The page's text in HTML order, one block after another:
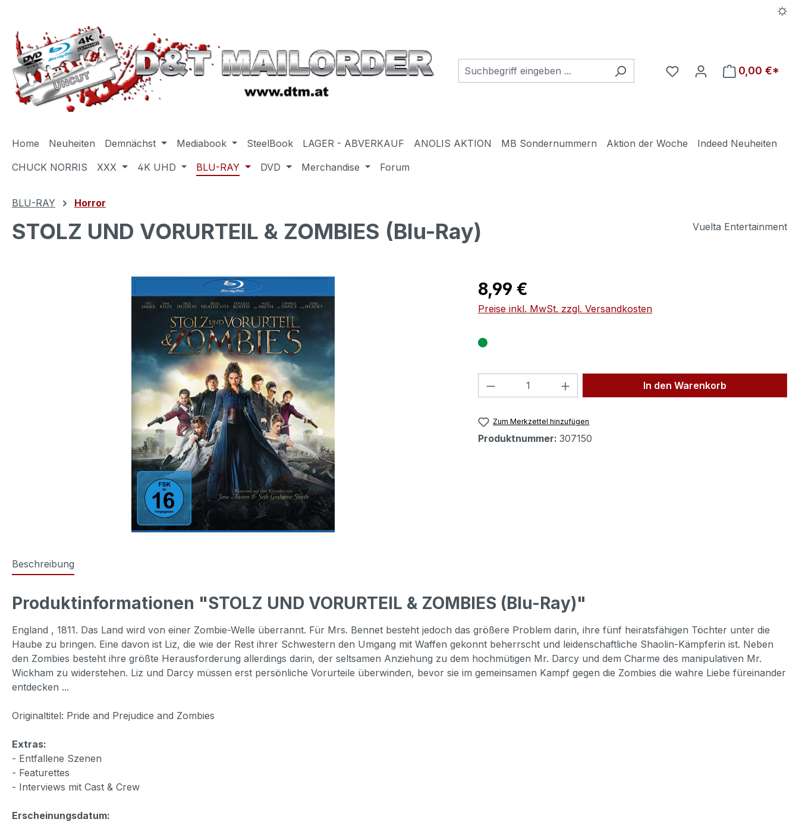
Du hast 0 Produkte auf
0,00 €*
Home Neuheiten Demnächst Mediabook SteelBook LAGER - ABVERKAUF ANOLIS AKTION MB Sondernummern Aktion der Woche
Indeed Neuheiten
CHUCK NORRIS
XXX 4K UHD BLU-RAY DVD Merchandise Forum
BLU-RAY Horror
STOLZ UND VORURTEIL & ZOMBIES (Blu-Ray) Vuelta Entertainment
Regulärer Preis:
8,99 €
Preise inkl. MwSt. zzgl. Versandkosten
Produkt Anzahl: Gib den gewünschten Wert
In den Warenkorb
Zum Merkzettel hinzufügen
Produktnummer: 307150
Beschreibung
Produktinformationen "STOLZ UND VORURTEIL & ZOMBIES (Blu-Ray)"
England , 1811. Das Land wird von einer Zombie-Welle überrannt. Für Mrs. Bennet besteht jedoch das größere Problem darin, ihre fünf heiratsfähigen Töchter unter die
Haube zu bringen. Eine davon ist Liz, die wie der Rest ihrer Schwestern den Umgang mit Waffen gekonnt beherrscht und leidenschaftliche Shaolin-Kämpferin ist. Neben
den Zombies besteht ihre größte Herausforderung allerdings darin, der seltsamen Anziehung zu dem hochmütigen Mr. Darcy und dem Charme des manipulativen Mr.
Wickham zu widerstehen. Liz und Darcy müssen erst persönliche Vorurteile überwinden, bevor sie im gemeinsamen Kampf gegen die Zombies die wahre Liebe füreinander
entdecken ...
Originaltitel: Pride and Prejudice and Zombies
Extras:
- Entfallene Szenen
- Featurettes
- Interviews mit Cast & Crew
Erscheinungsdatum: